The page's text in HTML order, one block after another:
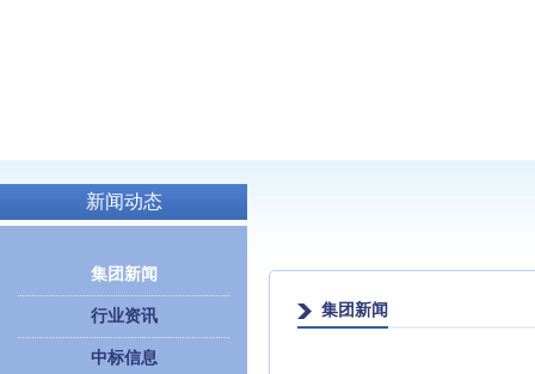
新闻动态
集团新闻
行业资讯
中标信息
集团新闻